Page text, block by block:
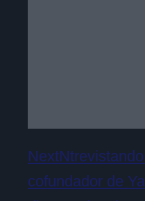
cofundador de